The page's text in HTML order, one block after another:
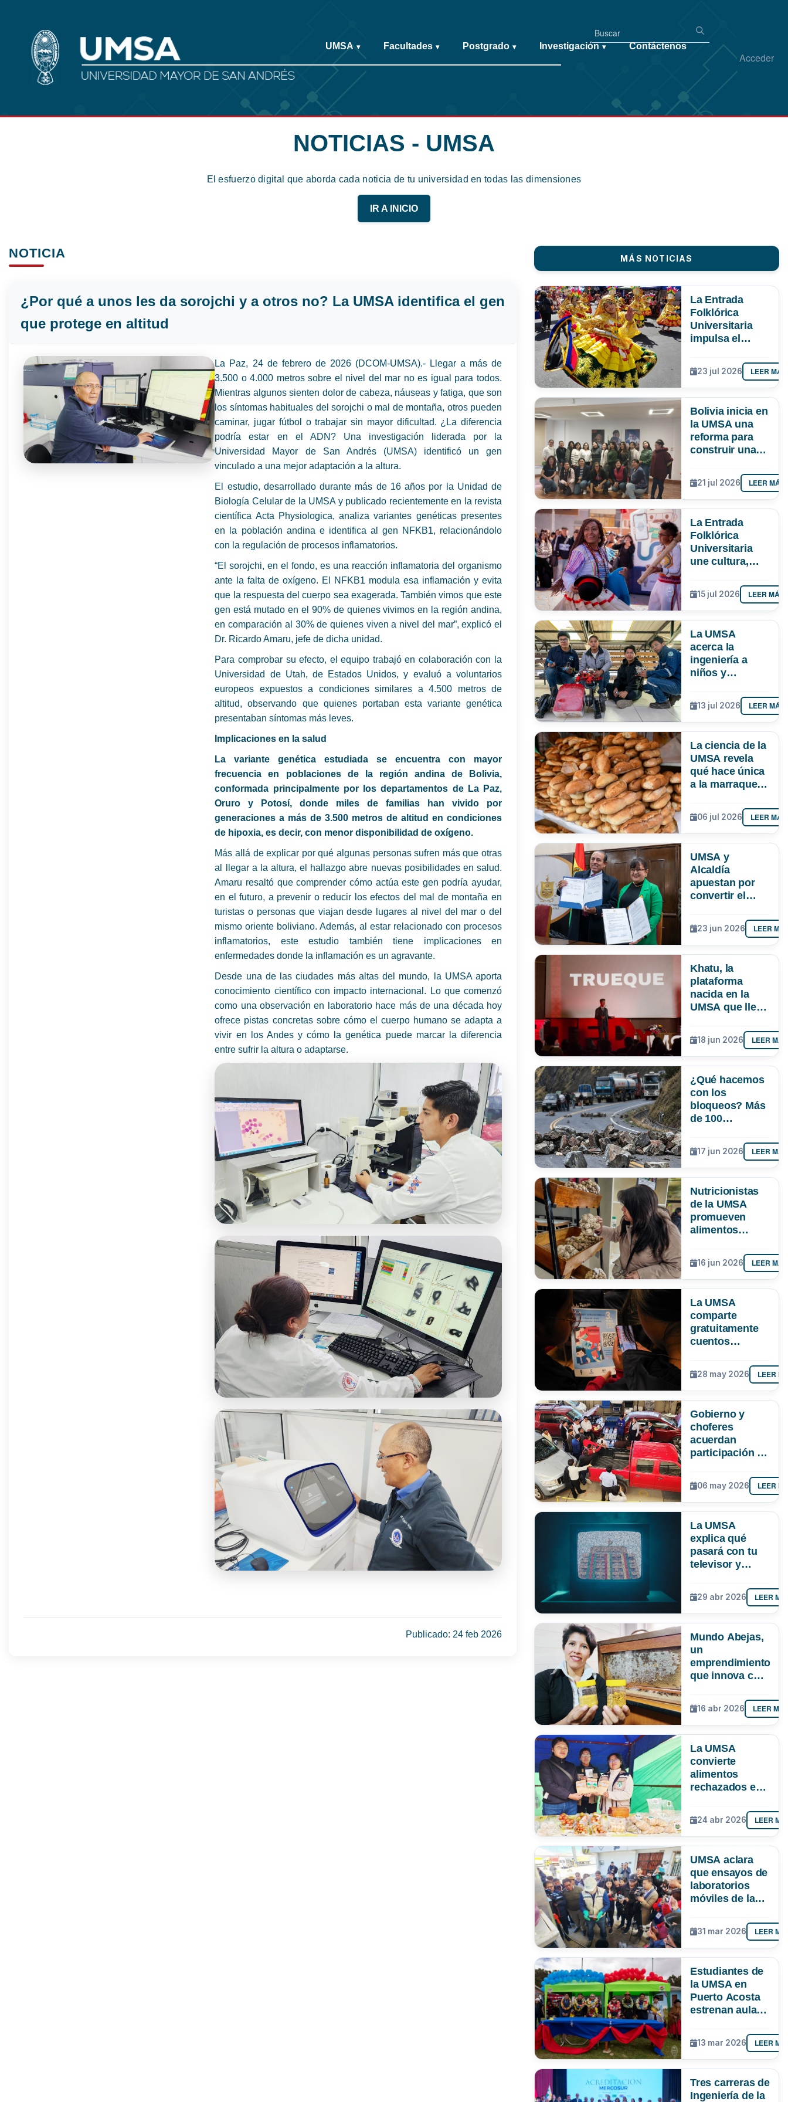
Acceder
UMSA ▾ Facultades ▾ Postgrado ▾ Investigación ▾ Contáctenos
NOTICIAS - UMSA
El esfuerzo digital que aborda cada noticia de tu universidad en todas las dimensiones
IR A INICIO
NOTICIA
¿Por qué a unos les da sorojchi y a otros no? La UMSA identifica el gen
que protege en altitud
La Paz, 24 de febrero de 2026 (DCOM-UMSA).- Llegar a más de
3.500 o 4.000 metros sobre el nivel del mar no es igual para todos.
Mientras algunos sienten dolor de cabeza, náuseas y fatiga, que son
los síntomas habituales del sorojchi o mal de montaña, otros pueden
caminar, jugar fútbol o trabajar sin mayor dificultad. ¿La diferencia
podría estar en el ADN? Una investigación liderada por la
Universidad Mayor de San Andrés (UMSA) identificó un gen
vinculado a una mejor adaptación a la altura.
El estudio, desarrollado durante más de 16 años por la Unidad de
Biología Celular de la UMSA y publicado recientemente en la revista
científica Acta Physiologica, analiza variantes genéticas presentes
en la población andina e identifica al gen NFKB1, relacionándolo
con la regulación de procesos inflamatorios.
“El sorojchi, en el fondo, es una reacción inflamatoria del organismo
ante la falta de oxígeno. El NFKB1 modula esa inflamación y evita
que la respuesta del cuerpo sea exagerada. También vimos que este
gen está mutado en el 90% de quienes vivimos en la región andina,
en comparación al 30% de quienes viven a nivel del mar”, explicó el
Dr. Ricardo Amaru, jefe de dicha unidad.
Para comprobar su efecto, el equipo trabajó en colaboración con la
Universidad de Utah, de Estados Unidos, y evaluó a voluntarios
europeos expuestos a condiciones similares a 4.500 metros de
altitud, observando que quienes portaban esta variante genética
presentaban síntomas más leves.
Implicaciones en la salud
La variante genética estudiada se encuentra con mayor
frecuencia en poblaciones de la región andina de Bolivia,
conformada principalmente por los departamentos de La Paz,
Oruro y Potosí, donde miles de familias han vivido por
generaciones a más de 3.500 metros de altitud en condiciones
de hipoxia, es decir, con menor disponibilidad de oxígeno.
Más allá de explicar por qué algunas personas sufren más que otras
al llegar a la altura, el hallazgo abre nuevas posibilidades en salud.
Amaru resaltó que comprender cómo actúa este gen podría ayudar,
en el futuro, a prevenir o reducir los efectos del mal de montaña en
turistas o personas que viajan desde lugares al nivel del mar o del
mismo oriente boliviano. Además, al estar relacionado con procesos
inflamatorios, este estudio también tiene implicaciones en
enfermedades donde la inflamación es un agravante.
Desde una de las ciudades más altas del mundo, la UMSA aporta
conocimiento científico con impacto internacional. Lo que comenzó
como una observación en laboratorio hace más de una década hoy
ofrece pistas concretas sobre cómo el cuerpo humano se adapta a
vivir en los Andes y cómo la genética puede marcar la diferencia
entre sufrir la altura o adaptarse.
Publicado: 24 feb 2026
MÁS NOTICIAS
La Entrada
Folklórica
Universitaria
impulsa el
mueve más de
Bs 19 MM en La
Paz
23 jul 2026 LEER MÁS
Bolivia inicia en
la UMSA una
reforma para
construir una
21 jul 2026 LEER MÁS
La Entrada
Folklórica
Universitaria
une cultura,
impulsa más de
Bs 19 MM para
la economía
15 jul 2026 LEER MÁS
La UMSA
acerca la
ingeniería a
niños y
con un curso de
robótica
13 jul 2026 LEER MÁS
La ciencia de la
UMSA revela
qué hace única
a la marraqueta
06 jul 2026 LEER MÁS
UMSA y
Alcaldía
apuestan por
convertir el
en soluciones
para La Paz
23 jun 2026 LEER
Khatu, la
plataforma
nacida en la
UMSA que lleva
era digital en
Latinoamérica
18 jun 2026 LEER MÁS
¿Qué hacemos
con los
bloqueos? Más
de 100
la UMSA entran
al debate con
alternativas
perjuicio
17 jun 2026 LEER MÁS
Nutricionistas
de la UMSA
promueven
alimentos
alternativa
saludable frente
precios
16 jun 2026 LEER MÁS
La UMSA
comparte
gratuitamente
cuentos
lectura en
tiempos de
28 may 2026 LEER
Gobierno y
choferes
acuerdan
participación de
verificación de
la gasolina
06 may 2026 LEER
La UMSA
explica qué
pasará con tu
televisor y
quedarte sin
señal ante el
apagón
29 abr 2026 LEER
Mundo Abejas,
un
emprendimiento
que innova con
hasta con
apiterapia
16 abr 2026 LEER
La UMSA
convierte
alimentos
rechazados en
24 abr 2026 LEER
UMSA aclara
que ensayos de
laboratorios
móviles de la
no evaluaron
contenido de
manganeso ni
existentes
31 mar 2026 LEER
Estudiantes de
la UMSA en
Puerto Acosta
estrenan aula
y laboratorio
13 mar 2026 LEER
Tres carreras de
Ingeniería de la